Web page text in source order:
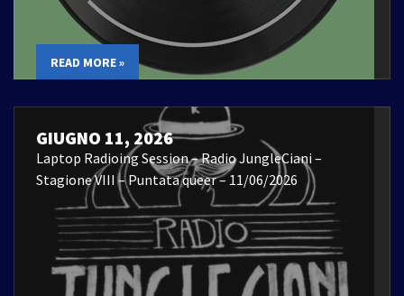
READ MORE »
GIUGNO 11, 2026
Laptop Radioing Session – Radio JungleCiani –
Stagione VIII – Puntata queer – 11/06/2026